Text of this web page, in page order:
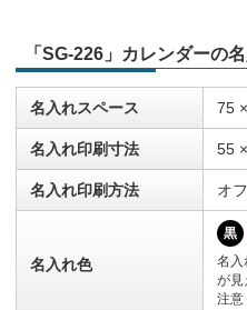
「SG-226」カレンダーの
名入れスペース 75
名入れ印刷寸法 55
名入れ印刷方法 オ
名入れ色
黒
名入
が見
注意